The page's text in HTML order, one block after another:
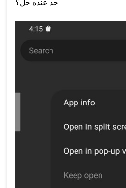
حد عنده حل؟